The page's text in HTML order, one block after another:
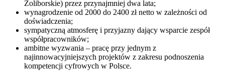
Żoliborskie) przez przynajmniej dwa lata;
wynagrodzenie od 2000 do 2400 zł netto w zależności od
doświadczenia;
sympatyczną atmosferę i przyjazny dający wsparcie zespół
współpracowników;
ambitne wyzwania – pracę przy jednym z
najinnowacyjniejszych projektów z zakresu podnoszenia
kompetencji cyfrowych w Polsce.